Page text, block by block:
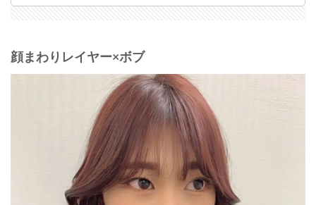
顔まわりレイヤー×ボブ